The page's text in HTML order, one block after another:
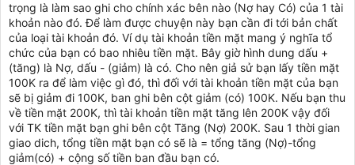
trọng là làm sao ghi cho chính xác bên nào (Nợ hay Có) của 1 tài
khoản nào đó. Để làm được chuyện này bạn cần đi tới bản chất
của loại tài khoản đó. Ví dụ tài khoản tiền mặt mang ý nghĩa tổ
chức của bạn có bao nhiêu tiền mặt. Bây giờ hình dung dấu +
(tăng) là Nợ, dấu - (giảm) là có. Cho nên giả sử bạn lấy tiền mặt
100K ra để làm việc gì đó, thì đối với tài khoản tiền mặt của bạn
sẽ bị giảm đi 100K, ban ghi bên cột giảm (có) 100K. Nếu bạn thu
về tiền mặt 200K, thì tài khoản tiền mặt tăng lên 200K vậy đối
với TK tiền mặt bạn ghi bên cột Tăng (Nợ) 200K. Sau 1 thời gian
giao dich, tổng tiền mặt bạn có sẽ là = tổng tăng (Nợ)-tổng
giảm(có) + cộng số tiền ban đầu bạn có.